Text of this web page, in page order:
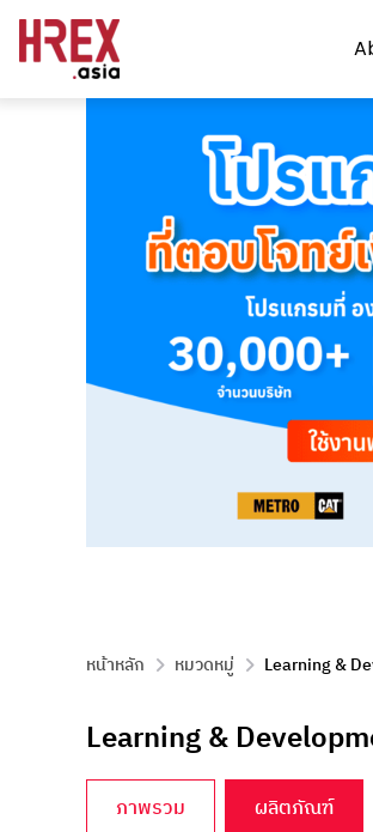
หน้าหลัก หมวดหมู่ Learning &
Learning &
ภาพรวม ผลิตภัณฑ์